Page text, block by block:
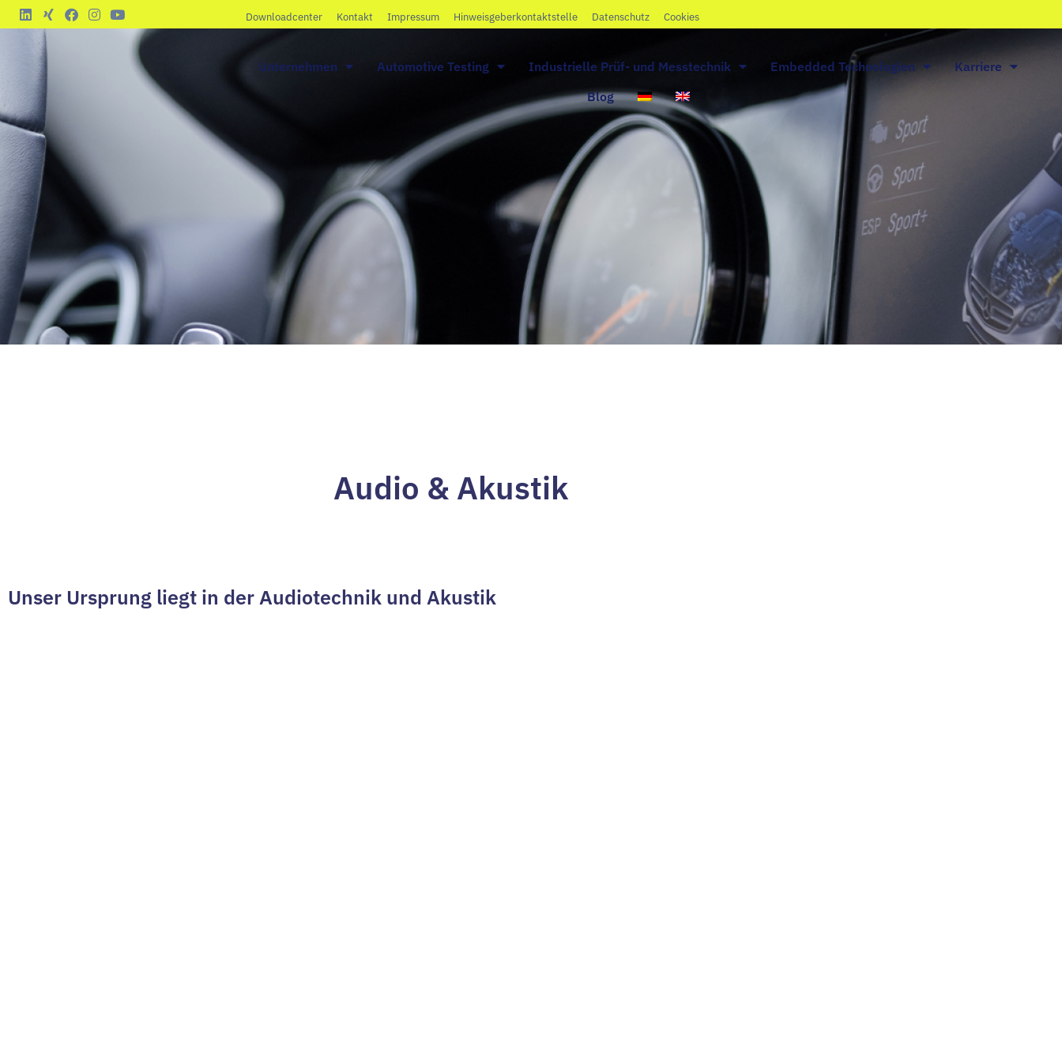
Downloadcenter Kontakt Impressum Hinweisgeberkontaktstelle Datenschutz Cookies
Unternehmen Automotive Testing Industrielle Prüf- und Messtechnik Embedded Technologien
Karriere
Blog
Audio & Akustik
Unser Ursprung liegt in der Audiotechnik und Akustik